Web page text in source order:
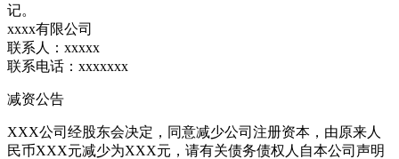
记。
xxxx有限公司
联系人：xxxxx
联系电话：xxxxxxx
减资公告
XXX公司经股东会决定，同意减少公司注册资本，由原来人
民币XXX元减少为XXX元，请有关债务债权人自本公司声明